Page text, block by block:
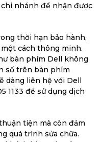
nhánh để nhận được
thời hạn bảo hành,
cách thông minh.
bàn phím Dell không
số trên bàn phím
dàng liên hệ với Dell
1133 để sử dụng dịch
tiện mà còn đảm
quá trình sửa chữa.